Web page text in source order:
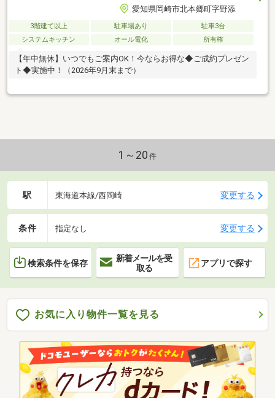
愛知県岡崎市北本郷町字野添
3階建て以上 駐車場あり
駐車3台
システムキッチン
オール電化 所有権
【年中無休】いつでもご案内OK！今ならお得な◆ご成約プレゼン
ト◆実施中！（2026年9月末まで）
1～20 件
駅 東海道本線/西岡崎 変更する
条件 指定なし 変更する
検索条件を保存
新着メールを受
取る
アプリで探す
お気に入り物件一覧を見る